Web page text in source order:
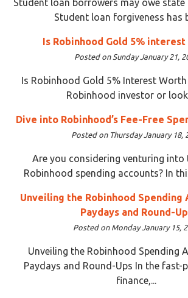
Student loan borrowers may owe
Student loan forgiveness has
Is Robinhood Gold 5%
Posted on Sunday January 21,
Is Robinhood Gold 5% Interest
Robinhood investor or
Dive into Robinhood’s Fee-Free
Posted on Thursday January 18,
Are you considering venturing
Robinhood spending accounts? In
Unveiling the Robinhood Spending
Paydays and Round-
Posted on Monday January 15,
Unveiling the Robinhood Spending
Paydays and Round-Ups In the fast-
finance,...